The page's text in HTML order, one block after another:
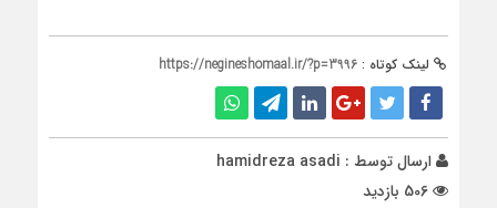
لینک کوتاه : https://negineshomaal.ir/?p=3996
ارسال توسط : hamidreza asadi